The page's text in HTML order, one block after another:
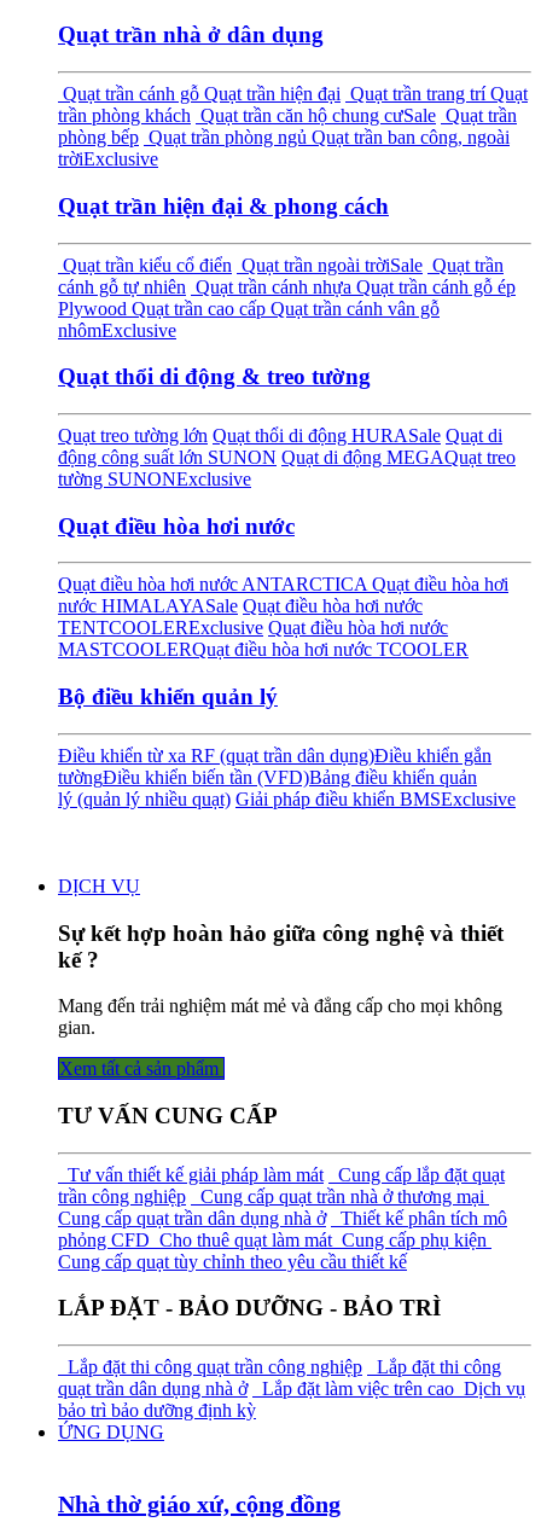
Quạt trần nhà ở dân dụng
Quạt trần cánh gỗ Quạt trần hiện đại Quạt trần trang tríQuạt
trần phòng khách Quạt trần căn hộ chung cưSale Quạt trần
phòng bếp Quạt trần phòng ngủ Quạt trần ban công, ngoài
trờiExclusive
Quạt trần hiện đại & phong cách
Quạt trần kiểu cổ điển Quạt trần ngoài trờiSale Quạt trần
cánh gỗ tự nhiên Quạt trần cánh nhựa Quạt trần cánh gỗ ép
Plywood Quạt trần cao cấp Quạt trần cánh vân gỗ
nhômExclusive
Quạt thổi di động & treo tường
Quạt treo tường lớn Quạt thổi di động HURASale Quạt di
động công suất lớn SUNON Quạt di động MEGAQuạt treo
tường SUNONExclusive
Quạt điều hòa hơi nước
Quạt điều hòa hơi nước ANTARCTICA Quạt điều hòa hơi
nước HIMALAYASale Quạt điều hòa hơi nước
TENTCOOLERExclusive Quạt điều hòa hơi nước
MASTCOOLERQuạt điều hòa hơi nước TCOOLER
Bộ điều khiển quản lý
Điều khiển từ xa RF (quạt trần dân dụng)Điều khiển gắn
tườngĐiều khiển biến tần (VFD)Bảng điều khiển quản
lý (quản lý nhiều quạt) Giải pháp điều khiển BMSExclusive
DỊCH VỤ
Sự kết hợp hoàn hảo giữa công nghệ và thiết
kế ?
Mang đến trải nghiệm mát mẻ và đẳng cấp cho mọi không
gian.
Xem tất cả sả​​​​n phẩm
TƯ VẤN CUNG CẤP
Tư vấn thiết kế giải pháp làm mát
Cung cấp lắp đặt quạt
trần công nghiệp
Cung cấp quạt trần nhà ở thương mại
Cung cấp quạt trần dân dụng nhà ở
Thiết kế phân tích mô
phỏng CFD Cho thuê quạt làm mát Cung cấp phụ kiện
Cung cấp quạt tùy chỉnh theo yêu cầu thiết kế
LẮP ĐẶT - BẢO DƯỠNG - BẢO TRÌ
Lắp đặt thi công quạt trần công nghiệp
Lắp đặt thi công
quạt trần dân dụng nhà ở
Lắp đặt làm việc trên cao Dịch vụ
bảo trì bảo dưỡng định kỳ
ỨNG DỤNG
Nhà thờ giáo xứ, cộng đồng